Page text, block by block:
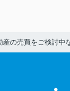
の売買をご検討中